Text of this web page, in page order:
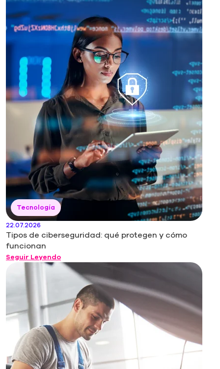
Tecnología
22.07.2026
Tipos de ciberseguridad: qué protegen y cómo
funcionan
Seguir Leyendo